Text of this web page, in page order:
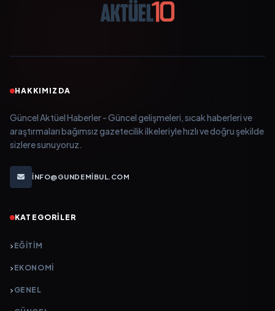
HAKKIMIZDA
Güncel Aktüel Haberler - Güncel gelişmeleri, sıcak haberleri ve
araştırmaları bağımsız gazetecilik ilkeleriyle hızlı ve doğru şekilde
sizlere sunuyoruz.
INFO@GUNDEMIBUL.COM
KATEGORILER
EĞITIM
EKONOMI
GENEL